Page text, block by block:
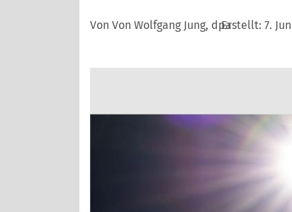
Von Von Wolfgang Jung, dpaErstellt: 7.